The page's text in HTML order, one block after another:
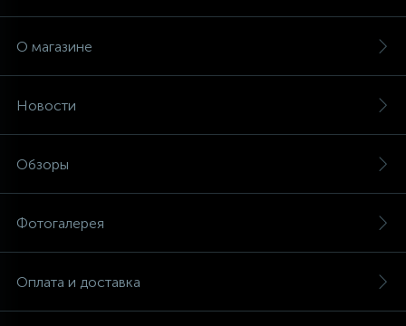
О магазине
Новости
Обзоры
Фотогалерея
Оплата и доставка